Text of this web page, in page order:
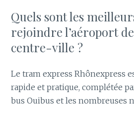
Quels sont les
rejoindre l’aéroport
centre-ville ?
Le tram express Rhônexpress
rapide et pratique, complétée
bus Ouibus et les nombreuses